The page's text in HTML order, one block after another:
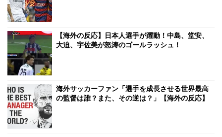
【海外の反応】日本人選手が躍動！中島、堂安、
大迫、宇佐美が怒涛のゴールラッシュ！
海外サッカーファン「選手を成長させる世界最高
の監督は誰？また、その逆は？」【海外の反応】